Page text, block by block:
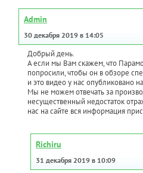
Admin
30 декабря 2019 в 14:05
Добрый день.
А если мы Вам скажем, что
попросили, чтобы он в обзоре
и это видео у нас опубликовано
Мы не можем отвечать за
несущественный недостаток
нас на сайте вся информация
Richiru
31 декабря 2019 в 10:09